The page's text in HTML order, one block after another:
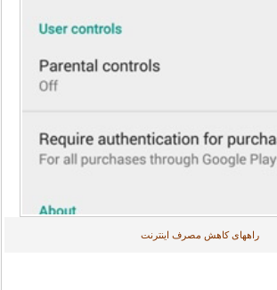
راههای کاهش مصرف اینترنت